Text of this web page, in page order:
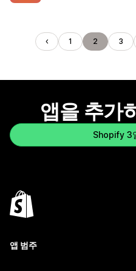
1 2 3
앱을 추가
Shopify 3
앱 범주